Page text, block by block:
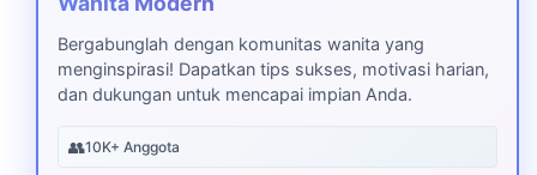
Bergabunglah dengan komunitas wanita yang
menginspirasi! Dapatkan tips sukses, motivasi harian,
dan dukungan untuk mencapai impian Anda.
👥10K+ Anggota